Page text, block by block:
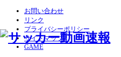
お問い合わせ
リンク
プライバシーポリシー
サイトマップ
GAME